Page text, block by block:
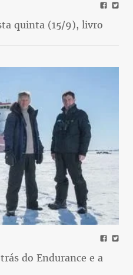
quinta (15/9), livro
do Endurance e a